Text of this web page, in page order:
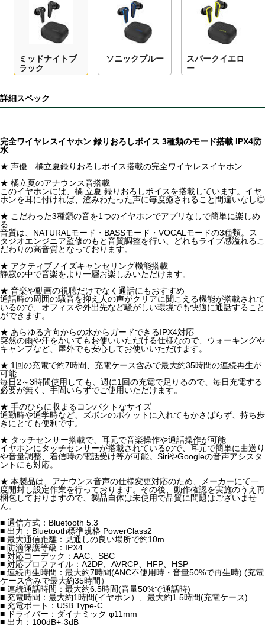
ミッドナイトブ
ラック
ソニックブルー
スパークイエロ
ー
詳細スペック
完全ワイヤレスイヤホン 録りおろしボイス 3種類のモード搭載 IPX4防
水
★ 声優 橘立夏録りおろしボイス搭載の完全ワイヤレスイヤホン
★ 橘立夏のアナウンス音搭載
このイヤホンには、橘 立夏 録りおろしボイスを搭載しています。イヤ
ホンを耳に付ければ、澄みわたった声に毎度癒されること間違いなし◎
★ こだわった3種類の音を1つのイヤホンでアプリなしで簡単に楽しめ
る
音質は、NATURALモード・BASSモード・VOCALモードの3種類。ス
タジオエンジニア監修のもと音質調整を行い、どれもライブ感溢れるこ
だわりの高音質となっております。
★ アクティブノイズキャンセリング機能搭載
静寂の中で音楽をより一層お楽しみいただけます。
★ 音楽や動画の視聴だけでなく通話にもおすすめ
通話時の周囲の騒音を抑え人の声がクリアに聞こえる機能が搭載されて
いるので、オフィスや外出先など騒がしい環境でも快適に通話すること
ができます。
★ あらゆる方向からの水からガードできるIPX4対応
突然の雨や汗をかいてもお使いいただける仕様なので、ウォーキングや
キャンプなど、屋外でも安心してお使いいただけます。
★ 1回の充電で約7時間、充電ケース含みで最大約35時間の連続再生が
可能
毎日2～3時間使用しても、週に1回の充電で足りるので、毎日充電する
必要が無く、手間いらずでご使用いただけます。
★ 手のひらに収まるコンパクトなサイズ
通勤時や通学時など、ズボンのポケットに入れてもかさばらず、持ち歩
きにとても便利です。
★ タッチセンサー搭載で、耳元で音楽操作や通話操作が可能
イヤホンにタッチセンサーが搭載されているので、耳元で簡単に曲送り
や音量調整、着信時の電話受け等が可能。SiriやGoogleの音声アシスタ
ントにも対応。
★ 本製品は、アナウンス音声の仕様変更対応のため、メーカーにて一
度開封し設定作業を行っております。その後、動作確認を実施のうえ再
梱包しておりますので、製品自体は未使用で品質に問題はございませ
ん。
■ 通信方式：Bluetooth 5.3
■ 出力：Bluetooth標準規格 PowerClass2
■ 最大通信距離：見通しの良い場所で約10m
■ 防滴保護等級：IPX4
■ 対応コーデック：AAC、SBC
■ 対応プロファイル：A2DP、AVRCP、HFP、HSP
■ 連続再生時間：最大約7時間(ANC不使用時・音量50%で再生時) (充電
ケース含みで最大約35時間）
■ 連続通話時間：最大約6.5時間(音量50%で通話時)
■ 充電時間：最大約1時間(イヤホン）、最大約1.5時間(充電ケース)
■ 充電ポート：USB Type-C
■ ドライバー：ダイナミック φ11mm
■ 出力：100dB+-3dB